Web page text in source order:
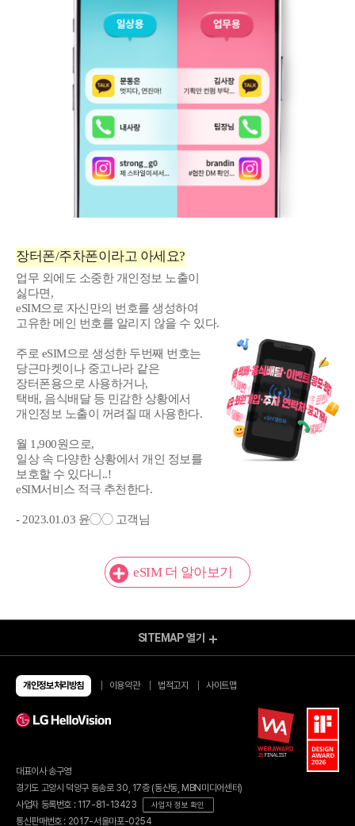
장터폰/주차폰이라고 아세요?
업무 외에도 소중한 개인정보 노출이
싫다면,
eSIM으로 자신만의 번호를 생성하여
고유한 메인 번호를 알리지 않을 수 있다.
주로 eSIM으로 생성한 두번째 번호는
당근마켓이나 중고나라 같은
장터폰용으로 사용하거나,
택배, 음식배달 등 민감한 상황에서
개인정보 노출이 꺼려질 때 사용한다.
월 1,900원으로,
일상 속 다양한 상황에서 개인 정보를
보호할 수 있다니..!
eSIM서비스 적극 추천한다.
- 2023.01.03 윤◯◯ 고객님
eSIM 더 알아보기
알뜰요금제
유심/eSIM 요금제
유심구매
번개배송
eSIM 가이드
부가서비스
휴대폰기기
알뜰인터넷
할인카드
헬로모바일 결합
SITEMAP 열기
개인정보처리방침 이용약관 법적고지 사이트맵
대표이사 송구영
경기도 고양시 덕양구 동송로 30, 17층 (동산동, MBN미디어센터)
사업자 등록번호 : 117-81-13423
사업자 정보 확인
통신판매번호 : 2017-서울마포-0254